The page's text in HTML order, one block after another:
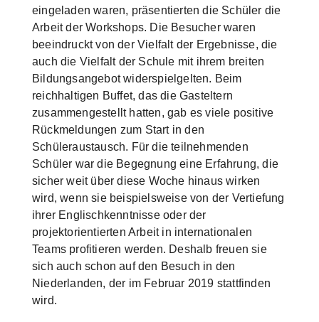
eingeladen waren, präsentierten die Schüler die
Arbeit der Workshops. Die Besucher waren
beeindruckt von der Vielfalt der Ergebnisse, die
auch die Vielfalt der Schule mit ihrem breiten
Bildungsangebot widerspielgelten. Beim
reichhaltigen Buffet, das die Gasteltern
zusammengestellt hatten, gab es viele positive
Rückmeldungen zum Start in den
Schüleraustausch. Für die teilnehmenden
Schüler war die Begegnung eine Erfahrung, die
sicher weit über diese Woche hinaus wirken
wird, wenn sie beispielsweise von der Vertiefung
ihrer Englischkenntnisse oder der
projektorientierten Arbeit in internationalen
Teams profitieren werden. Deshalb freuen sie
sich auch schon auf den Besuch in den
Niederlanden, der im Februar 2019 stattfinden
wird.